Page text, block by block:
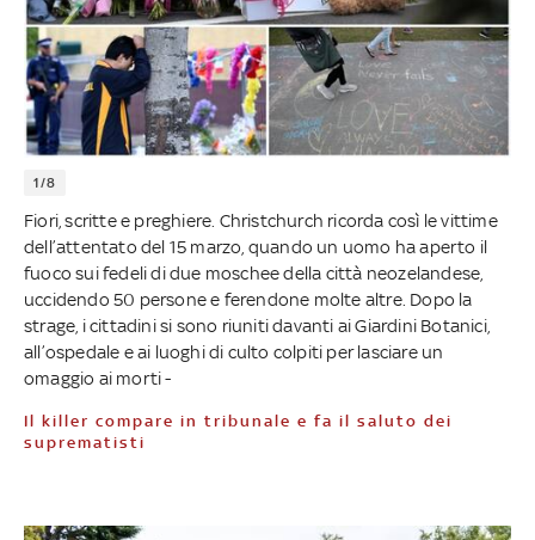
1/8
Fiori, scritte e preghiere. Christchurch ricorda così le vittime
dell’attentato del 15 marzo, quando un uomo ha aperto il
fuoco sui fedeli di due moschee della città neozelandese,
uccidendo 50 persone e ferendone molte altre. Dopo la
strage, i cittadini si sono riuniti davanti ai Giardini Botanici,
all’ospedale e ai luoghi di culto colpiti per lasciare un
omaggio ai morti -
Il killer compare in tribunale e fa il saluto dei
suprematisti